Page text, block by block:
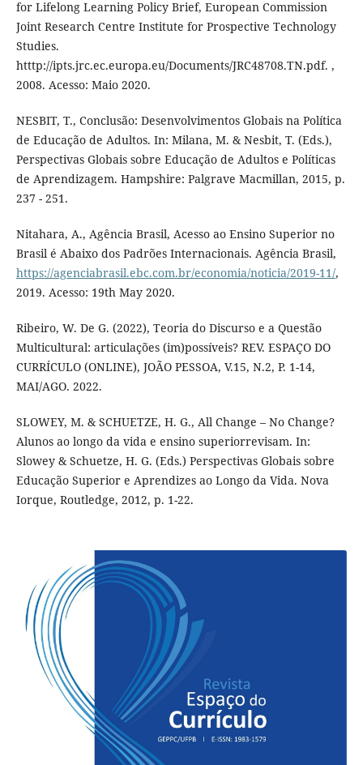
for Lifelong Learning Policy Brief, European Commission
Joint Research Centre Institute for Prospective Technology
Studies.
htttp://ipts.jrc.ec.europa.eu/Documents/JRC48708.TN.pdf. ,
2008. Acesso: Maio 2020.
NESBIT, T., Conclusão: Desenvolvimentos Globais na Política
de Educação de Adultos. In: Milana, M. & Nesbit, T. (Eds.),
Perspectivas Globais sobre Educação de Adultos e Políticas
de Aprendizagem. Hampshire: Palgrave Macmillan, 2015, p.
237 - 251.
Nitahara, A., Agência Brasil, Acesso ao Ensino Superior no
Brasil é Abaixo dos Padrões Internacionais. Agência Brasil,
https://agenciabrasil.ebc.com.br/economia/noticia/2019-11/,
2019. Acesso: 19th May 2020.
Ribeiro, W. De G. (2022), Teoria do Discurso e a Questão
Multicultural: articulações (im)possíveis? REV. ESPAÇO DO
CURRÍCULO (ONLINE), JOÃO PESSOA, V.15, N.2, P. 1-14,
MAI/AGO. 2022.
SLOWEY, M. & SCHUETZE, H. G., All Change – No Change?
Alunos ao longo da vida e ensino superiorrevisam. In:
Slowey & Schuetze, H. G. (Eds.) Perspectivas Globais sobre
Educação Superior e Aprendizes ao Longo da Vida. Nova
Iorque, Routledge, 2012, p. 1-22.